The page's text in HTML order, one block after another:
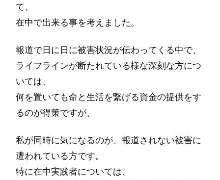
て、
在中で出来る事を考えました。
報道で日に日に被害状況が伝わってくる中で、
ライフラインが断たれている様な深刻な方につ
いては、
何を置いても命と生活を繋げる資金の提供をす
るのが得策ですが、
私が同時に気になるのが、報道されない被害に
遭われている方です。
特に在中実践者については、